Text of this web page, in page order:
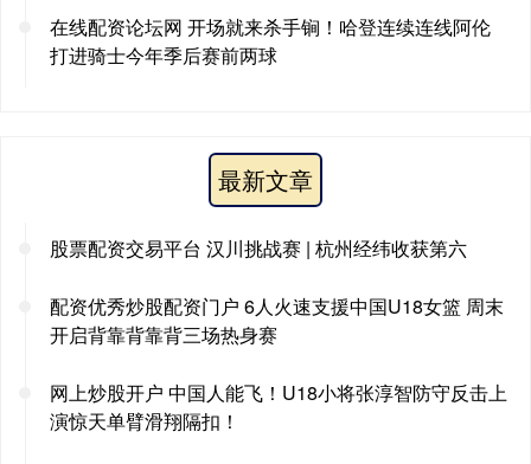
在线配资论坛网 开场就来杀手锏！哈登连续连线阿伦
打进骑士今年季后赛前两球
最新文章
股票配资交易平台 汉川挑战赛 | 杭州经纬收获第六
配资优秀炒股配资门户 6人火速支援中国U18女篮 周末
开启背靠背靠背三场热身赛
网上炒股开户 中国人能飞！U18小将张淳智防守反击上
演惊天单臂滑翔隔扣！